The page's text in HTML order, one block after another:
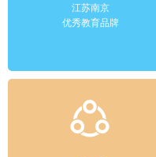
江苏南京
优秀教育品牌